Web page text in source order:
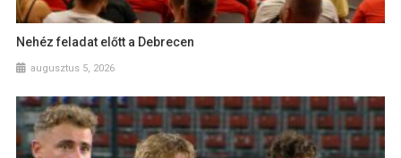
Nehéz feladat előtt a Debrecen
augusztus 5, 2026